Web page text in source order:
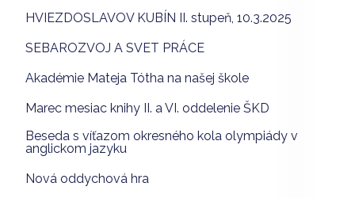
HVIEZDOSLAVOV KUBÍN II. stupeň, 10.3.2025
SEBAROZVOJ A SVET PRÁCE
Akadémie Mateja Tótha na našej škole
Marec mesiac knihy II. a VI. oddelenie ŠKD
Beseda s víťazom okresného kola olympiády v
anglickom jazyku
Nová oddychová hra